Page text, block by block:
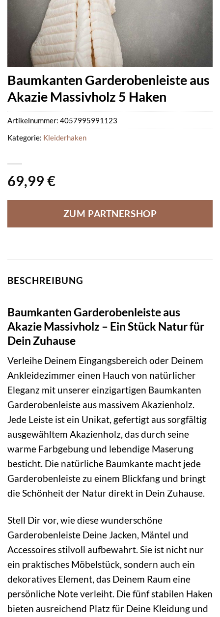
Baumkanten Garderobenleiste aus
Akazie Massivholz 5 Haken
69,99 €
ZUM PARTNERSHOP
Artikelnummer: 4057995991123
Kategorie: Kleiderhaken
BESCHREIBUNG
Baumkanten Garderobenleiste aus
Akazie Massivholz – Ein Stück Natur für
Dein Zuhause
Verleihe Deinem Eingangsbereich oder Deinem
Ankleidezimmer einen Hauch von natürlicher
Eleganz mit unserer einzigartigen Baumkanten
Garderobenleiste aus massivem Akazienholz.
Jede Leiste ist ein Unikat, gefertigt aus sorgfältig
ausgewähltem Akazienholz, das durch seine
warme Farbgebung und lebendige Maserung
besticht. Die natürliche Baumkante macht jede
Garderobenleiste zu einem Blickfang und bringt
die Schönheit der Natur direkt in Dein Zuhause.
Stell Dir vor, wie diese wunderschöne
Garderobenleiste Deine Jacken, Mäntel und
Accessoires stilvoll aufbewahrt. Sie ist nicht nur
ein praktisches Möbelstück, sondern auch ein
dekoratives Element, das Deinem Raum eine
persönliche Note verleiht. Die fünf stabilen Haken
bieten ausreichend Platz für Deine Kleidung und